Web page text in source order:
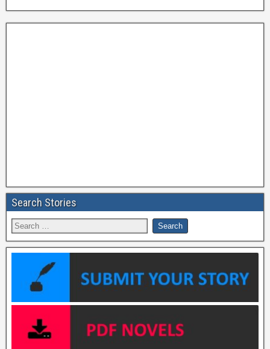
Search Stories